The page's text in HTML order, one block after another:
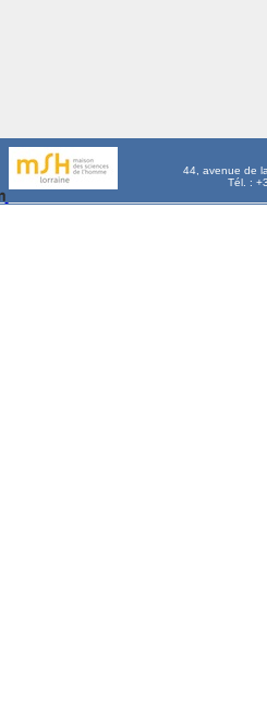
44, avenue de
Tél. :